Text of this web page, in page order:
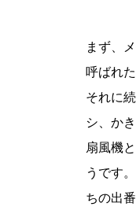
まず、
呼ばれ
それに
シ、か
扇風機
うです
ちの出